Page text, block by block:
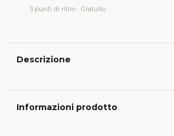
3 punti di ritiro · Gratuito
Descrizione
Informazioni prodotto